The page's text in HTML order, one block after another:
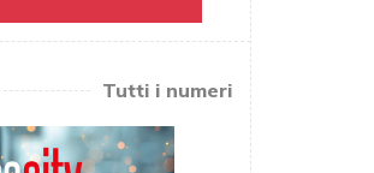
Tutti i numeri